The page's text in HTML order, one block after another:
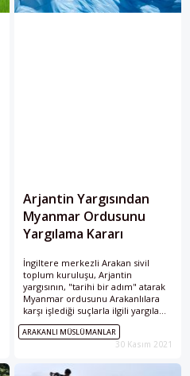
Arjantin Yargısından
Myanmar Ordusunu
Yargılama Kararı
İngiltere merkezli Arakan sivil
toplum kuruluşu, Arjantin
yargısının, "tarihi bir adım" atarak
Myanmar ordusunu Arakanlılara
karşı işlediği suçlarla ilgili yargılama
kararı aldığını duyurdu.
ARAKANLI MÜSLÜMANLAR
30 Kasım 2021